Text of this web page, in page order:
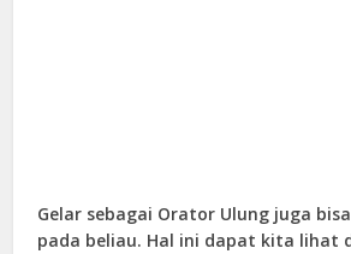
Gelar sebagai Orator Ulung juga
pada beliau. Hal ini dapat kita lihat